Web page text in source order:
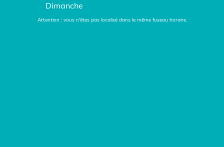
Dimanche
Attention : vous n'êtes pas localisé dans le même fuseau horaire.